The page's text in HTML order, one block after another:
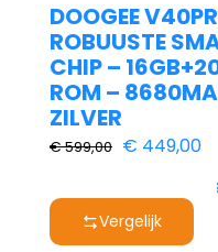
DOOGEE
ROBUUSTE
CHIP –
ROM –
ZILVER
€599,00
was:
€ 599,00.
€ 449,00
Vergelijk